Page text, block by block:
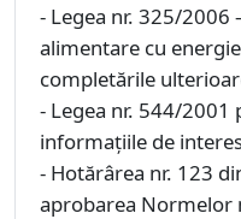
- Legea nr. 325/2006
alimentare cu
completările
- Legea nr. 544/2001
informaţiile de
- Hotărârea nr. 123
aprobarea Normelor